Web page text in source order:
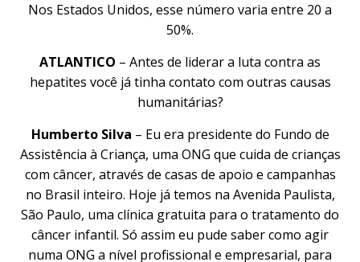
Nos Estados Unidos, esse número varia entre 20 a
50%.
ATLANTICO – Antes de liderar a luta contra as
hepatites você já tinha contato com outras causas
humanitárias?
Humberto Silva – Eu era presidente do Fundo de
Assistência à Criança, uma ONG que cuida de crianças
com câncer, através de casas de apoio e campanhas
no Brasil inteiro. Hoje já temos na Avenida Paulista,
São Paulo, uma clínica gratuita para o tratamento do
câncer infantil. Só assim eu pude saber como agir
numa ONG a nível profissional e empresarial, para